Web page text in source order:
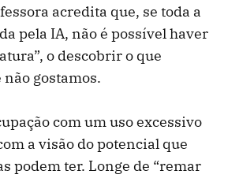
acredita que, se toda a
pela IA, não é possível haver
o descobrir o que
não gostamos.
com um uso excessivo
a visão do potencial que
podem ter. Longe de “remar